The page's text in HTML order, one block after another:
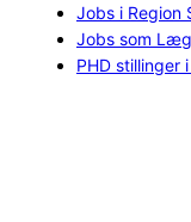
Jobs i Region
Jobs som
PHD stillinger